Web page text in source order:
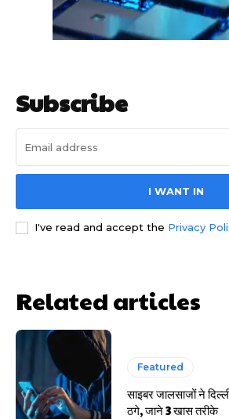
HIGHLIGHT
हर खाते के बदले मिलते थे 20 से 25 हजार
Subscribe
I WANT IN
I've read and accept the Privacy
Related articles
Featured
साइबर जालसाजों ने
ठगे, जाने 3 खास तरीके